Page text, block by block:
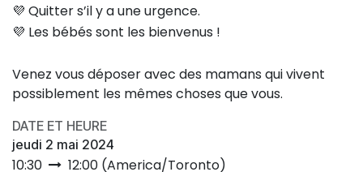
💜 Quitter s’il y a une urgence.
💜 Les bébés sont les bienvenus !
Venez vous déposer avec des mamans qui vivent
possiblement les mêmes choses que vous.
DATE ET HEURE
jeudi 2 mai 2024
10:30 12:00 (America/Toronto)